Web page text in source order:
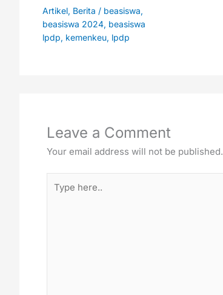
Artikel, Berita / beasiswa,
beasiswa 2024, beasiswa
lpdp, kemenkeu, lpdp
Leave a Comment
Your email address will not be published.
here..